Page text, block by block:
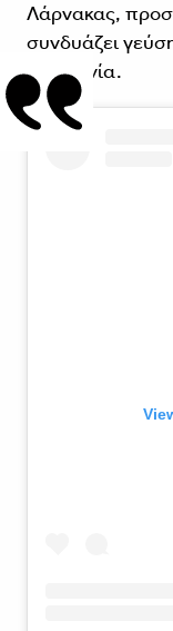
Λάρνακας,
συνδυάζει
φιλοξενία.